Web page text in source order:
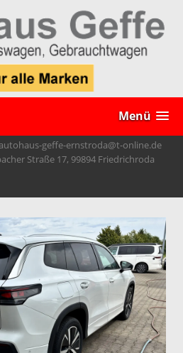
Menü
geffe-ernstroda@t-online.de
Straße 17, 99894 Friedrichroda